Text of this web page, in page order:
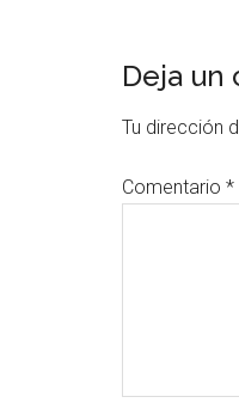
Deja un
Tu dirección
Comentario *